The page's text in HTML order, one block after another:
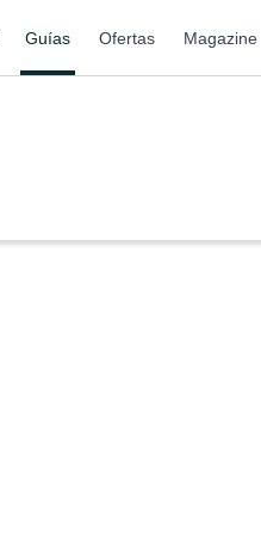
Guías Ofertas Magazine